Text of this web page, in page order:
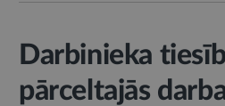
Darbinieka
pārceltajās